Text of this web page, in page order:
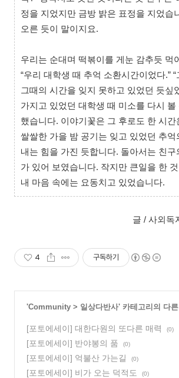
정을 지었지만 금방 밝은 표정을 지었습
오른 듯이 말이지요.
우리는 순대며 떡볶이를 게눈 감추듯 먹
“우리 대학생 때 추억 소환시간이었다.” “
그때의 시간을 잊지 못하고 있었던 듯싶
가지고 있었던 대학생 때 미소를 다시 볼
했습니다. 이야기꽃은 그 후로도 한 시간
쌀쌀한 가을 밤 공기는 잊고 있었던 추억
내는 힘을 가진 듯합니다. 돌아서는 친구
가 있어 보였습니다. 작지만 큰일을 한 것
내 마음 속에는 요동치고 있었습니다.
글 / 사외독
4 구독하기
'Community > 일상다반사' 카테고리의 다
[포토에세이] 대한다원의 또다른 매력 (0)
[포토에세이] 반야봉의 품 (0)
[포토에세이] 억불산 가는길 (0)
[포토에세이] 비가 오는 덕적도 (0)